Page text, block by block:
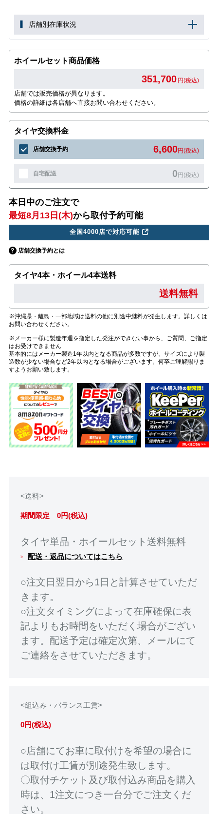
店舗別在庫状況
ホイールセット商品価格
351,700 円(税込)
店舗では販売価格が異なります。
価格の詳細は各店舗へ直接お問い合わせください。
タイヤ交換料金
店舗交換予約 6,600円(税込)
自宅配送 0円(税込)
本日中のご注文で
最短8月13日(木)から取付予約可能
全国4000店で対応可能
店舗交換予約とは
タイヤ4本・ホイール4本送料
送料無料
※沖縄県・離島・一部地域は送料の他に別途中継料が発生します。詳しくは
お問い合わせください。
※メーカー様に製造年週を指定した発注ができない事から、ご質問、ご指定
はお受けできません
基本的にはメーカー製造1年以内となる商品が多数ですが、サイズにより製
造数が少ない場合など2年以内となる場合がございます。何卒ご理解賜りま
すようお願い致します。
<送料>
期間限定 0円(税込)
タイヤ単品・ホイールセット送料無料
配送・返品についてはこちら
○注文日翌日から1日と計算させていただ
きます。
○注文タイミングによって在庫確保に表
記よりもお時間をいただく場合がござい
ます。配送予定は確定次第、メールにて
ご連絡をさせていただきます。
<組込み・バランス工賃>
0円(税込)
○店舗にてお車に取付けを希望の場合に
は取付け工賃が別途発生致します。
〇取付チケット及び取付込み商品を購入
時は、1注文につき一台分でご注文くだ
さい。